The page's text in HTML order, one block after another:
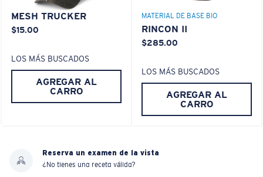
MESH TRUCKER
$15.00
LOS MÁS BUSCADOS
AGREGAR AL
CARRO
MATERIAL DE BASE BIO
RINCON II
$285.00
LOS MÁS BUSCADOS
AGREGAR AL
CARRO
Reserva un examen de la vista
¿No tienes una receta válida?